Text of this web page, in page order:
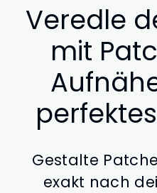
Veredle
mit
Gestalte
exakt nach